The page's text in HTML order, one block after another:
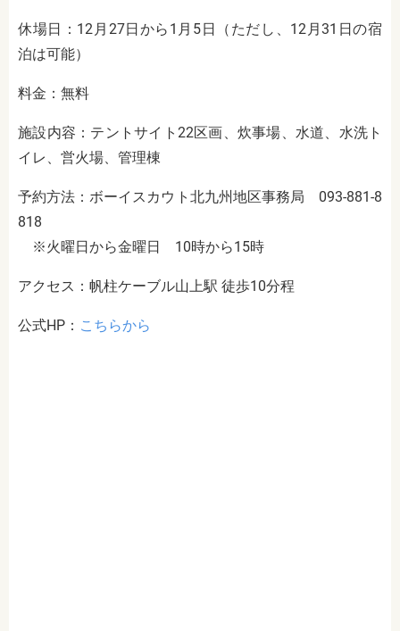
休場日：12月27日から1月5日（ただし、12月31日の宿
泊は可能）
料金：無料
施設内容：テントサイト22区画、炊事場、水道、水洗ト
イレ、営火場、管理棟
予約方法：ボーイスカウト北九州地区事務局 093-881-8
818
※火曜日から金曜日 10時から15時
アクセス：帆柱ケーブル山上駅 徒歩10分程
公式HP： こちらから